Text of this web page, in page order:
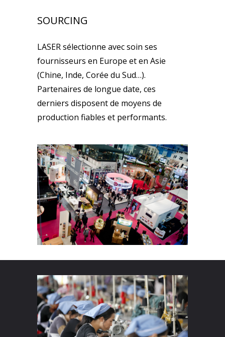
SOURCING
LASER sélectionne avec soin ses
fournisseurs en Europe et en Asie
(Chine, Inde, Corée du Sud…).
Partenaires de longue date, ces
derniers disposent de moyens de
production fiables et performants.